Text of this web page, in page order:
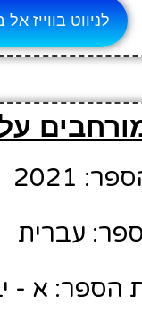
לניווט בווייז
2021
עברית
הספר: א -